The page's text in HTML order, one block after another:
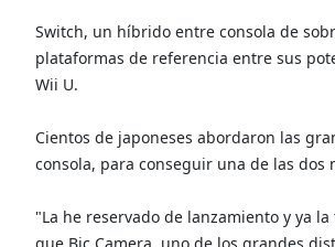
Switch, un híbrido entre consola de
plataformas de referencia entre sus
Wii U.
Cientos de japoneses abordaron las
consola, para conseguir una de las
"La he reservado de lanzamiento y ya
que Bic Camera, uno de los grandes